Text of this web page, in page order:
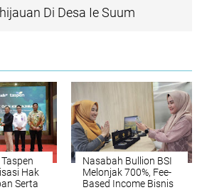
Di Desa Ie Suum
Hak
Serta
Nasabah Bullion BSI
Melonjak 700%, Fee-
Based Income Bisnis